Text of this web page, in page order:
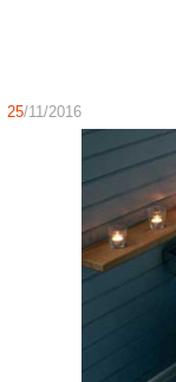
25/11/2016